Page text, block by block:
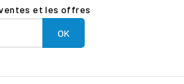
et les offres